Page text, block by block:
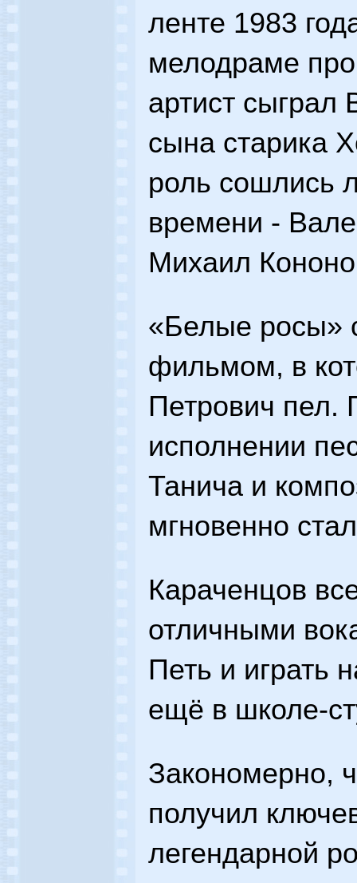
ленте 1983
мелодраме
артист
сына старика
роль сошлись
времени -
Михаил
«Белые росы»
фильмом, в
Петрович пел.
исполнении
Танича и
мгновенно
Караченцов
отличными
Петь и играть
ещё в школе-
Закономерно,
получил
легендарной